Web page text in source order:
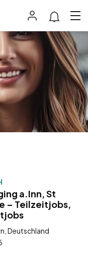
a.Inn, St
– Teilzeitjobs,
Deutschland